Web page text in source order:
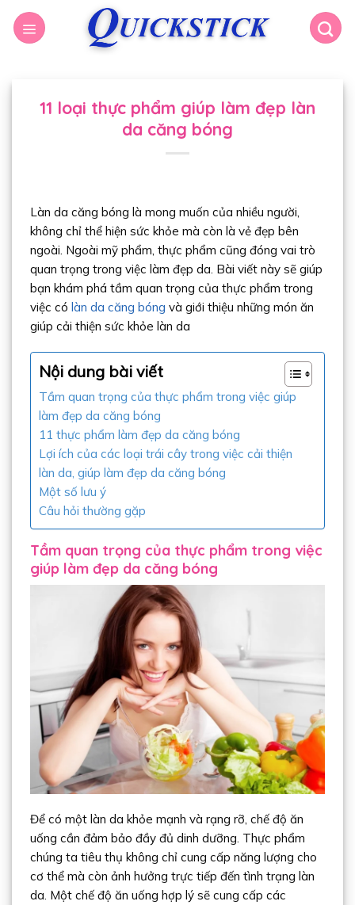
11 loại thực phẩm giúp làm đẹp làn
da căng bóng
Làn da căng bóng là mong muốn của nhiều người,
không chỉ thể hiện sức khỏe mà còn là vẻ đẹp bên
ngoài. Ngoài mỹ phẩm, thực phẩm cũng đóng vai trò
quan trọng trong việc làm đẹp da. Bài viết này sẽ giúp
bạn khám phá tầm quan trọng của thực phẩm trong
việc có làn da căng bóng và giới thiệu những món ăn
giúp cải thiện sức khỏe làn da
Nội dung bài viết
Tầm quan trọng của thực phẩm trong việc giúp
làm đẹp da căng bóng
11 thực phẩm làm đẹp da căng bóng
Lợi ích của các loại trái cây trong việc cải thiện
làn da, giúp làm đẹp da căng bóng
Một số lưu ý
Câu hỏi thường gặp
Tầm quan trọng của thực phẩm trong việc
giúp làm đẹp da căng bóng
Để có một làn da khỏe mạnh và rạng rỡ, chế độ ăn
uống cần đảm bảo đầy đủ dinh dưỡng. Thực phẩm
chúng ta tiêu thụ không chỉ cung cấp năng lượng cho
cơ thể mà còn ảnh hưởng trực tiếp đến tình trạng làn
da. Một chế độ ăn uống hợp lý sẽ cung cấp các